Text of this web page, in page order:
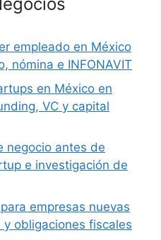
empleado en México
nómina e INFONAVIT
en México en
VC y capital
negocio antes de
e investigación de
empresas nuevas
y obligaciones fiscales